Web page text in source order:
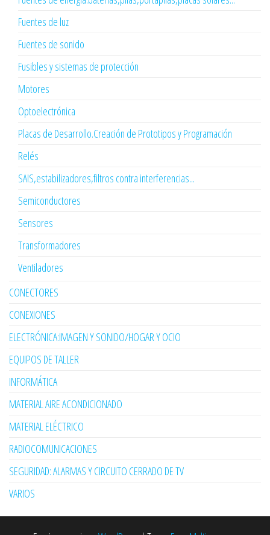
Fuentes de luz
Fuentes de sonido
Fusibles y sistemas de protección
Motores
Optoelectrónica
Placas de Desarrollo.Creación de Prototipos y Programación
Relés
SAIS,estabilizadores,filtros contra interferencias...
Semiconductores
Sensores
Transformadores
Ventiladores
CONECTORES
CONEXIONES
ELECTRÓNICA:IMAGEN Y SONIDO/HOGAR Y OCIO
EQUIPOS DE TALLER
INFORMÁTICA
MATERIAL AIRE ACONDICIONADO
MATERIAL ELÉCTRICO
RADIOCOMUNICACIONES
SEGURIDAD: ALARMAS Y CIRCUITO CERRADO DE TV
VARIOS